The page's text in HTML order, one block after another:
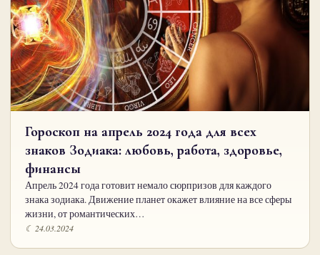
Гороскоп на апрель 2024 года для всех
знаков Зодиака: любовь, работа, здоровье,
финансы
Апрель 2024 года готовит немало сюрпризов для каждого
знака зодиака. Движение планет окажет влияние на все сферы
жизни, от романтических…
☾ 24.03.2024